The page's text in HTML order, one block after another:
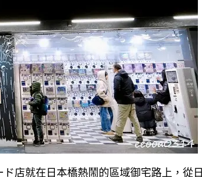
店就在日本橋熱鬧的區域御宅路上，從日